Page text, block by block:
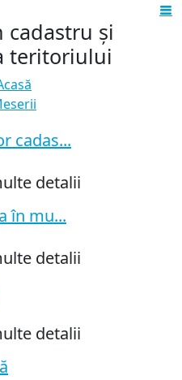
cadastru și
teritoriului
cadas...
detalii
în mu...
detalii
detalii